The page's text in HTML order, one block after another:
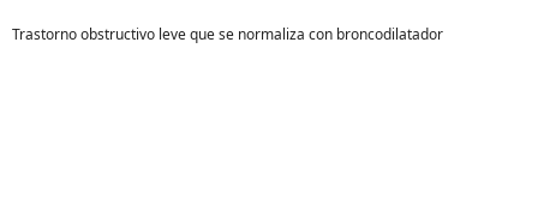
Trastorno obstructivo leve que se normaliza con broncodilatador